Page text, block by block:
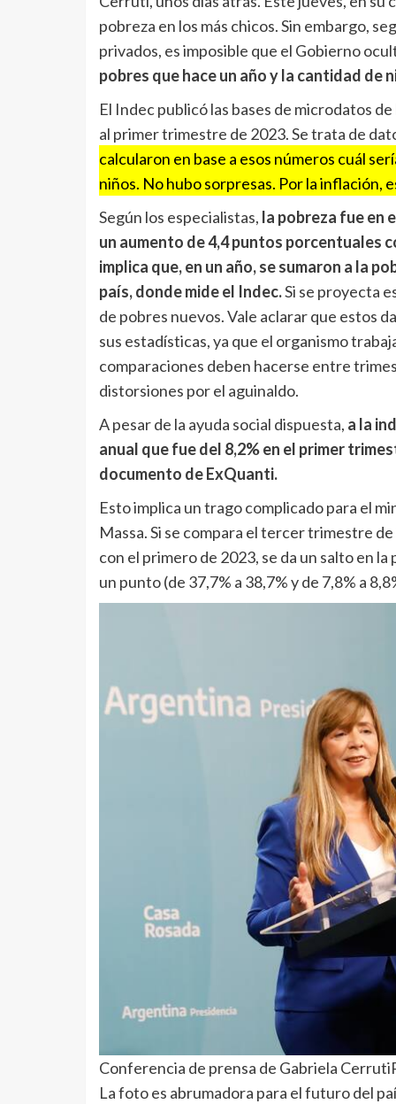
pobreza en los más chicos. Sin embargo,
privados, es imposible que el Gobierno
pobres que hace un año y la cantidad de
El Indec publicó las bases de microdatos
al primer trimestre de 2023. Se trata de
calcularon en base a esos números cuál
niños. No hubo sorpresas. Por la inflación,
Según los especialistas, la pobreza fue en
un aumento de 4,4 puntos porcentuales
implica que, en un año, se sumaron a la
país, donde mide el Indec.Si se proyecta
de pobres nuevos. Vale aclarar que estos
sus estadísticas, ya que el organismo
comparaciones deben hacerse entre
distorsiones por el aguinaldo.
A pesar de la ayuda social dispuesta, a la
anual que fue del 8,2% en el primer
documento de ExQuanti.
Esto implica un trago complicado para el
Massa. Si se compara el tercer trimestre
con el primero de 2023, se da un salto en
un punto (de 37,7% a 38,7% y de 7,8% a
Conferencia de prensa de Gabriela Cerruti
La foto es abrumadora para el futuro del